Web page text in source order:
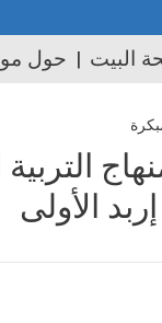
البيت حول
الأولى